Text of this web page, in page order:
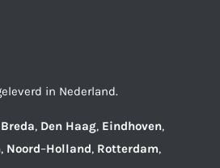
in Nederland.
Breda, Den Haag, Eindhoven,
, Noord–Holland, Rotterdam,